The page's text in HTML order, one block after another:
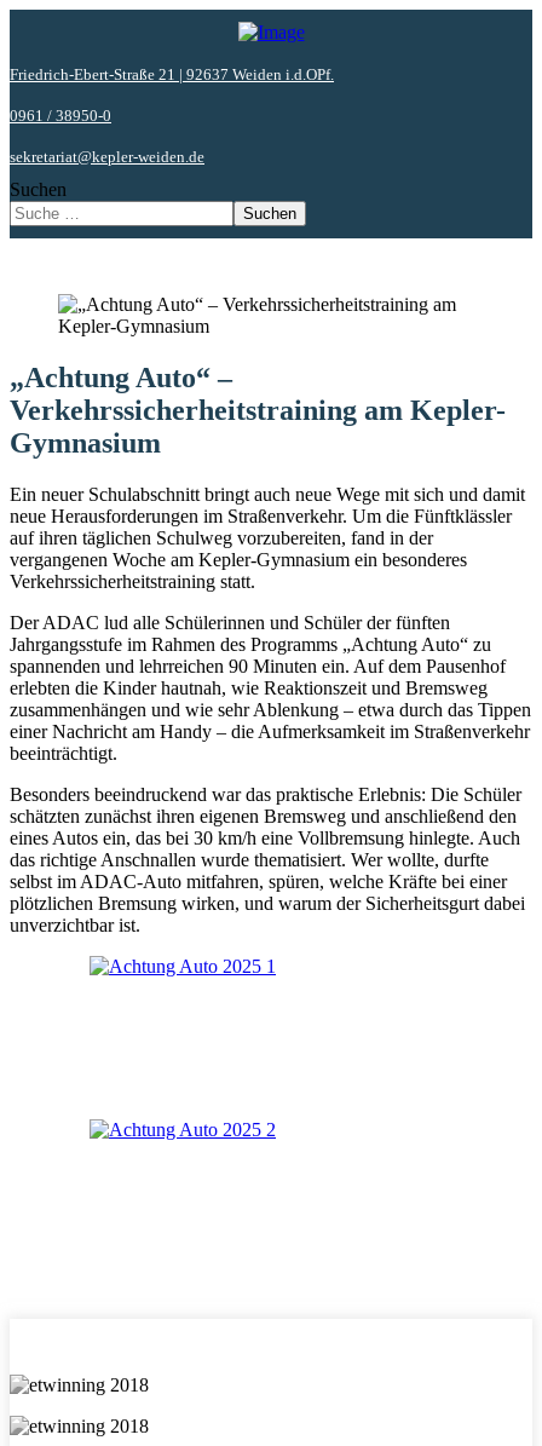
Friedrich-Ebert-Straße 21 | 92637 Weiden i.d.OPf.
0961 / 38950-0
sekretariat@kepler-weiden.de
Suchen
Suchen
„Achtung Auto“ –
Verkehrssicherheitstraining am Kepler-
Gymnasium
Ein neuer Schulabschnitt bringt auch neue Wege mit sich und damit
neue Herausforderungen im Straßenverkehr. Um die Fünftklässler
auf ihren täglichen Schulweg vorzubereiten, fand in der
vergangenen Woche am Kepler-Gymnasium ein besonderes
Verkehrssicherheitstraining statt.
Der ADAC lud alle Schülerinnen und Schüler der fünften
Jahrgangsstufe im Rahmen des Programms „Achtung Auto“ zu
spannenden und lehrreichen 90 Minuten ein. Auf dem Pausenhof
erlebten die Kinder hautnah, wie Reaktionszeit und Bremsweg
zusammenhängen und wie sehr Ablenkung – etwa durch das Tippen
einer Nachricht am Handy – die Aufmerksamkeit im Straßenverkehr
beeinträchtigt.
Besonders beeindruckend war das praktische Erlebnis: Die Schüler
schätzten zunächst ihren eigenen Bremsweg und anschließend den
eines Autos ein, das bei 30 km/h eine Vollbremsung hinlegte. Auch
das richtige Anschnallen wurde thematisiert. Wer wollte, durfte
selbst im ADAC-Auto mitfahren, spüren, welche Kräfte bei einer
plötzlichen Bremsung wirken, und warum der Sicherheitsgurt dabei
unverzichtbar ist.